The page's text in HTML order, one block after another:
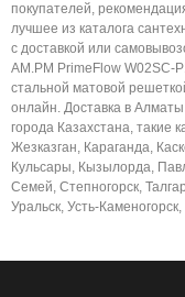
покупателей,
лучшее из каталога
с доставкой или
AM.PM PrimeFlow W02SC-
стальной матовой
онлайн. Доставка в
города Казахстана, такие
Жезказган, Караганда,
Кульсары, Кызылорда,
Семей, Степногорск,
Уральск, Усть-